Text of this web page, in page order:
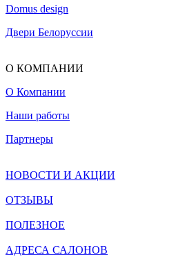
Domus design
Двери Белоруссии
О КОМПАНИИ
О Компании
Наши работы
Партнеры
НОВОСТИ И АКЦИИ
ОТЗЫВЫ
ПОЛЕЗНОЕ
АДРЕСА САЛОНОВ